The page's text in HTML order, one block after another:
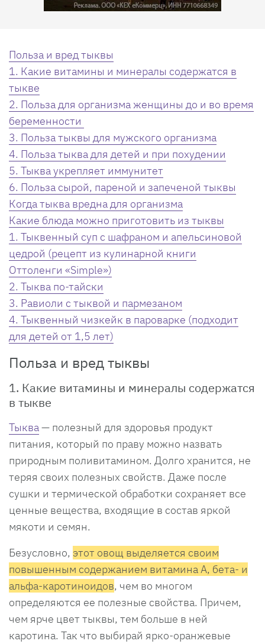
Польза и вред тыквы
1. Какие витамины и минералы содержатся в
тыкве
2. Польза для организма женщины до и во время
беременности
3. Польза тыквы для мужского организма
4. Польза тыква для детей и при похудении
5. Тыква укрепляет иммунитет
6. Польза сырой, пареной и запеченой тыквы
Когда тыква вредна для организма
Какие блюда можно приготовить из тыквы
1. Тыквенный суп с шафраном и апельсиновой
цедрой (рецепт из кулинарной книги
Оттоленги «Simple»)
2. Тыква по-тайски
3. Равиоли с тыквой и пармезаном
4. Тыквенный чизкейк в пароварке (подходит
для детей от 1,5 лет)
Польза и вред тыквы
1. Какие витамины и минералы содержатся
в тыкве
Тыква— полезный для здоровья продукт
питания, который по праву можно назвать
природным поливитамином. Долго хранится, не
теряя своих полезных свойств. Даже после
сушки и термической обработки сохраняет все
ценные вещества, входящие в состав яркой
мякоти и семян.
Безусловно, этот овощ выделяется своим
повышенным содержанием витамина А, бета- и
альфа-каротиноидов, чем во многом
определяются ее полезные свойства. Причем,
чем ярче цвет тыквы, тем больше в ней
каротина. Так что выбирай ярко-оранжевые